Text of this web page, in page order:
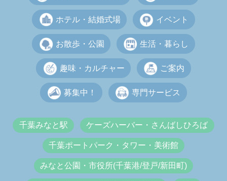
ホテル・結婚式場 イベント
お散歩・公園 生活・暮らし
趣味・カルチャー ご案内
募集中！ 専門サービス
千葉みなと駅 ケーズハーバー・さんばしひろば
千葉ポートパーク・タワー・美術館
みなと公園・市役所(千葉港/登戸/新田町)